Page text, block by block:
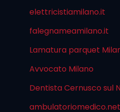
elettricistiamilano.it
falegnameamilano.it
Lamatura parquet
Avvocato Milano
Dentista Cernusco sul
ambulatoriomedico.net